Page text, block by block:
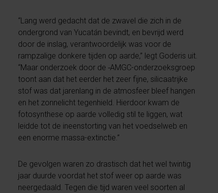
“Lang werd gedacht dat de zwavel die zich in de
ondergrond van Yucatán bevindt, en bevrijd werd
door de inslag, verantwoordelijk was voor de
rampzalige donkere tijden op aarde,” legt Goderis uit.
“Maar onderzoek door de AMGC-onderzoeksgroep
toont aan dat het eerder het zeer fijne, silicaatrijke
stof was dat jarenlang in de atmosfeer bleef hangen
en het zonnelicht tegenhield. Hierdoor kwam de
fotosynthese op aarde volledig stil te liggen, wat
leidde tot de ineenstorting van het voedselweb en
een enorme massa-extinctie.”
De gevolgen waren zo drastisch dat het wel twintig
jaar duurde voordat het stof weer op aarde was
neergedaald. Tegen die tijd waren veel soorten al